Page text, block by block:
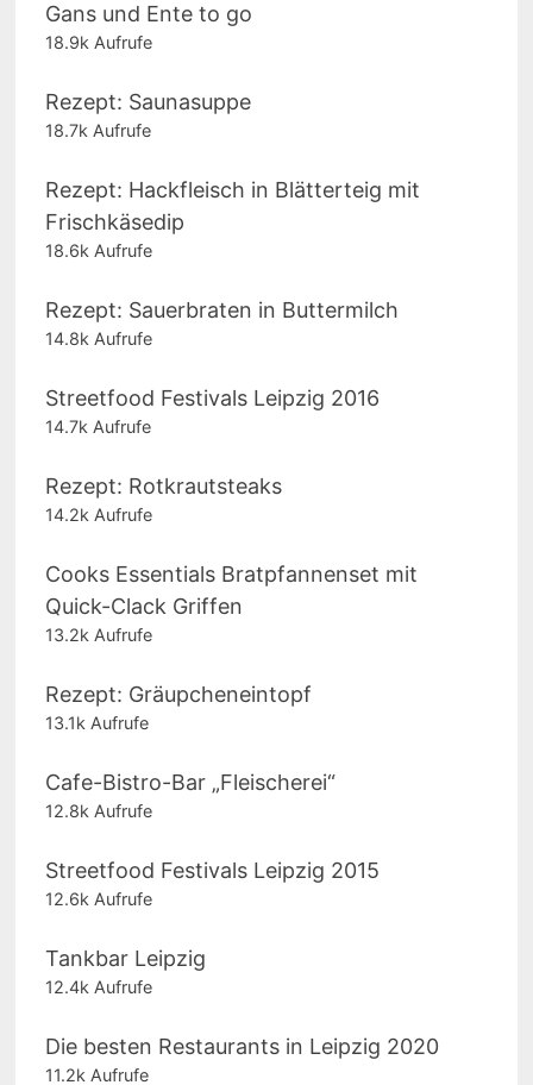
Gans und Ente to go
18.9k Aufrufe
Rezept: Saunasuppe
18.7k Aufrufe
Rezept: Hackfleisch in Blätterteig mit
Frischkäsedip
18.6k Aufrufe
Rezept: Sauerbraten in Buttermilch
14.8k Aufrufe
Streetfood Festivals Leipzig 2016
14.7k Aufrufe
Rezept: Rotkrautsteaks
14.2k Aufrufe
Cooks Essentials Bratpfannenset mit
Quick-Clack Griffen
13.2k Aufrufe
Rezept: Gräupcheneintopf
13.1k Aufrufe
Cafe-Bistro-Bar „Fleischerei“
12.8k Aufrufe
Streetfood Festivals Leipzig 2015
12.6k Aufrufe
Tankbar Leipzig
12.4k Aufrufe
Die besten Restaurants in Leipzig 2020
11.2k Aufrufe